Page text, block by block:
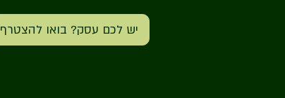
יש לכם עסק? בואו להצטרף